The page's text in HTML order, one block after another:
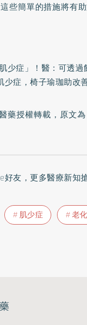
些簡單的措施將有
少症」！醫：可透
少症，椅子瑜珈助改
藥授權轉載，原文
好友 ，更多醫療新知
肌少症 老化